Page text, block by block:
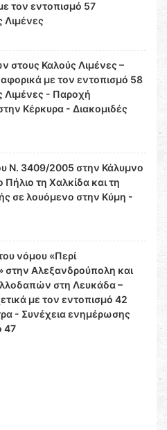
τον εντοπισμό 57
στους Καλούς Λιμένες –
με τον εντοπισμό 58
Λιμένες - Παροχή
Κέρκυρα - Διακομιδές
Ν. 3409/2005 στην Κάλυμνο
τη Χαλκίδα και τη
σε λουόμενο στην Κύμη -
νόμου «Περί
στην Αλεξανδρούπολη και
στη Λευκάδα –
με τον εντοπισμό 42
- Συνέχεια ενημέρωσης
47